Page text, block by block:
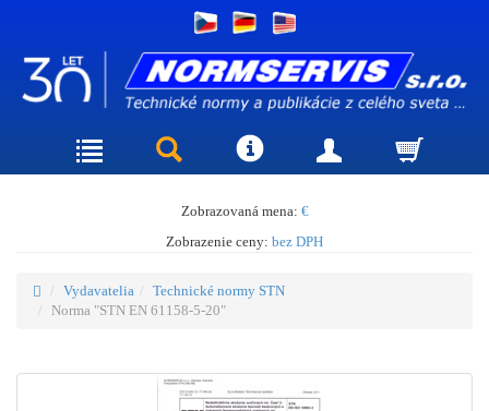
Zobrazovaná mena: €
Zobrazenie ceny: bez DPH
Vydavatelia
Technické normy STN
Norma "STN EN 61158-5-20"